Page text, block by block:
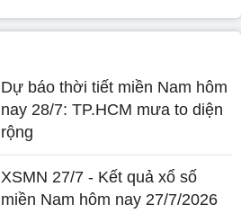
Dự báo thời tiết miền Nam hôm
nay 28/7: TP.HCM mưa to diện
rộng
XSMN 27/7 - Kết quả xổ số
miền Nam hôm nay 27/7/2026